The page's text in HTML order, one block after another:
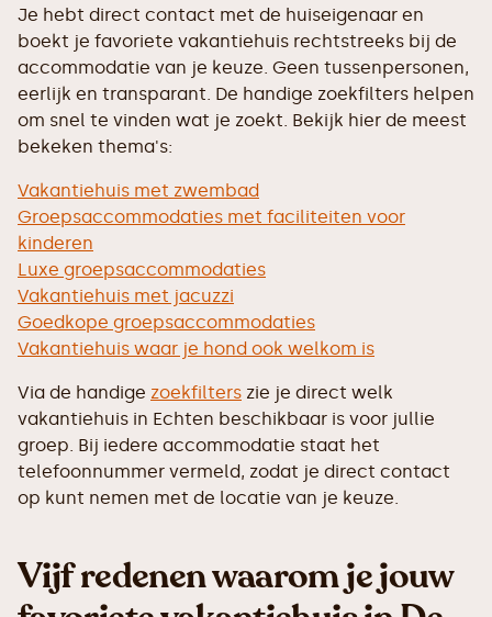
Je hebt direct contact met de huiseigenaar en
boekt je favoriete vakantiehuis rechtstreeks bij de
accommodatie van je keuze. Geen tussenpersonen,
eerlijk en transparant. De handige zoekfilters helpen
om snel te vinden wat je zoekt. Bekijk hier de meest
bekeken thema's:
Vakantiehuis met zwembad
Groepsaccommodaties met faciliteiten voor
kinderen
Luxe groepsaccommodaties
Vakantiehuis met jacuzzi
Goedkope groepsaccommodaties
Vakantiehuis waar je hond ook welkom is
Via de handige zoekfilters zie je direct welk
vakantiehuis in Echten beschikbaar is voor jullie
groep. Bij iedere accommodatie staat het
telefoonnummer vermeld, zodat je direct contact
op kunt nemen met de locatie van je keuze.
Vijf redenen waarom je jouw